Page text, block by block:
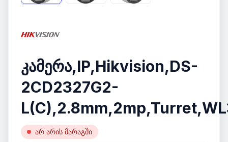
კამერა,IP,Hikvision,DS-
2CD2327G2-
არ არის მარაგში